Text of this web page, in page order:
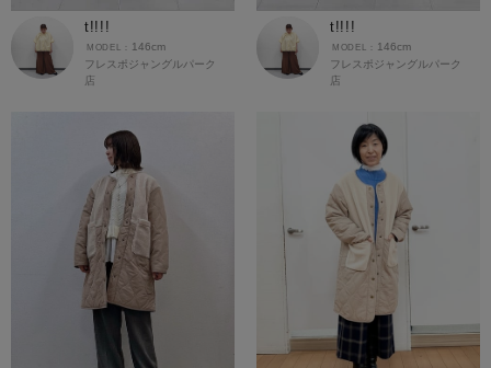
t!!!!
フレスポジャングルパーク
店
146cm
t!!!!
フレスポジャングルパーク
店
146cm